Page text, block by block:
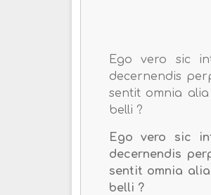
Ego vero sic
decernendis
sentit omnia
belli ?
Ego vero sic
decernendis
sentit omnia
belli ?